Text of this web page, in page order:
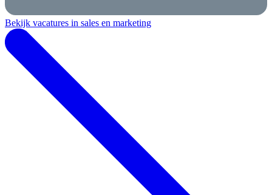
Bekijk vacatures in sales en marketing